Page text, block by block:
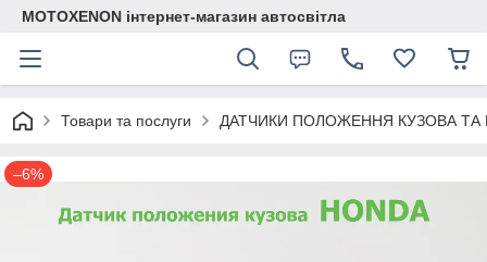
MOTOXENON інтернет-магазин автосвітла
Товари та послуги ДАТЧИКИ ПОЛОЖЕННЯ КУЗОВА ТА
–6%